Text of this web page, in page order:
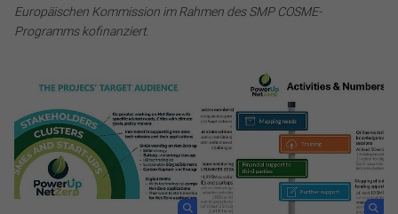
Europäischen Kommission im Rahmen des SMP COSME-
Programms kofinanziert.